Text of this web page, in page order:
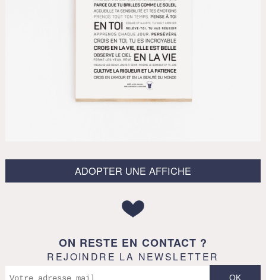
ADOPTER UNE AFFICHE
ON RESTE EN CONTACT ?
REJOINDRE LA NEWSLETTER